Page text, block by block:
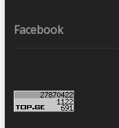
Facebook